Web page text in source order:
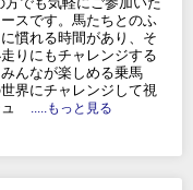
スです。馬たちとのふ
慣れる時間があり、そ
りにもチャレンジする
んなが楽しめる乗馬
界にチャレンジして視
.....もっと見る